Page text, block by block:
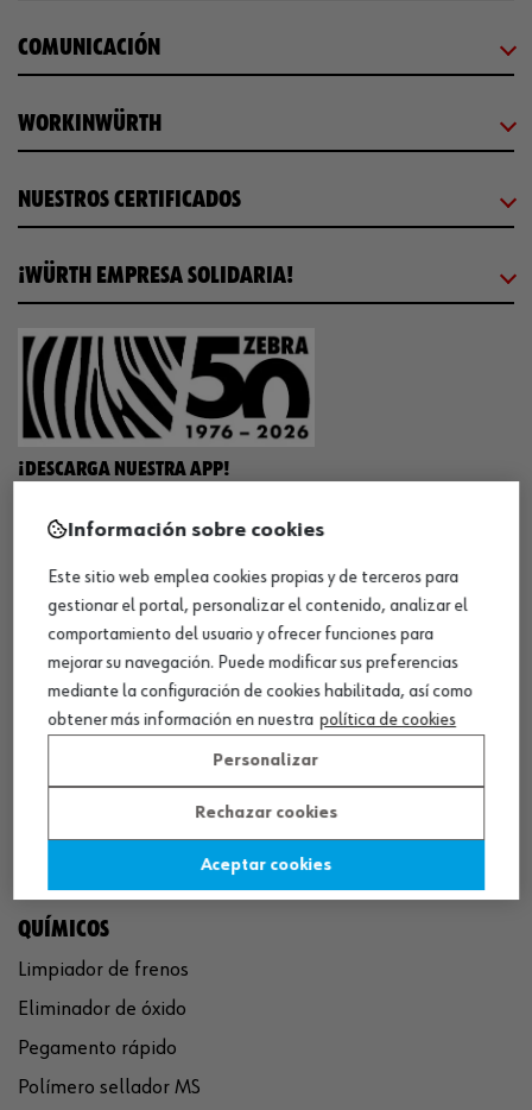
COMUNICACIÓN
WORKINWÜRTH
NUESTROS CERTIFICADOS
¡WÜRTH EMPRESA SOLIDARIA!
¡DESCARGA NUESTRA APP!
MÉTODOS DE PAGO
¡SÍGUENOS!
QUÍMICOS
Limpiador de frenos
Eliminador de óxido
Pegamento rápido
Polímero sellador MS
Información sobre cookies
Este sitio web emplea cookies propias y de terceros para
gestionar el portal, personalizar el contenido, analizar el
comportamiento del usuario y ofrecer funciones para
mejorar su navegación. Puede modificar sus preferencias
mediante la configuración de cookies habilitada, así como
obtener más información en nuestra política de cookies
Personalizar
Rechazar cookies
Aceptar cookies